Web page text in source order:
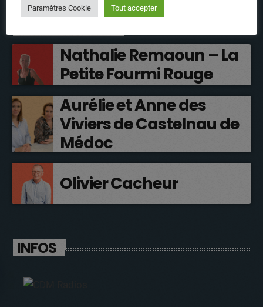
Nathalie Remaoun – La
Petite Fourmi Rouge
Aurélie et Anne des
Viviers de Castelnau de
Médoc
Olivier Cacheur
INFOS
Paramètres Cookie Tout accepter